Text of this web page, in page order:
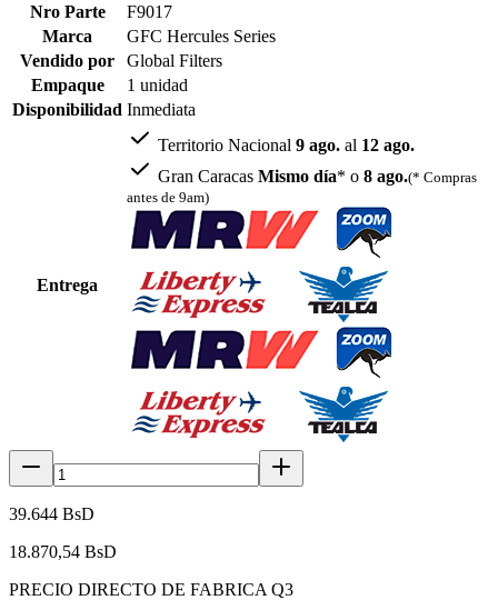
Nro Parte
F9017
Marca
GFC Hercules Series
Vendido por
Global Filters
Empaque
1 unidad
Disponibilidad Inmediata
Entrega
Territorio Nacional 9 ago. al 12 ago.
Gran Caracas Mismo día* o 8 ago.(* Compras
antes de 9am)
39.644 BsD
18.870,54 BsD
PRECIO DIRECTO DE FABRICA Q3